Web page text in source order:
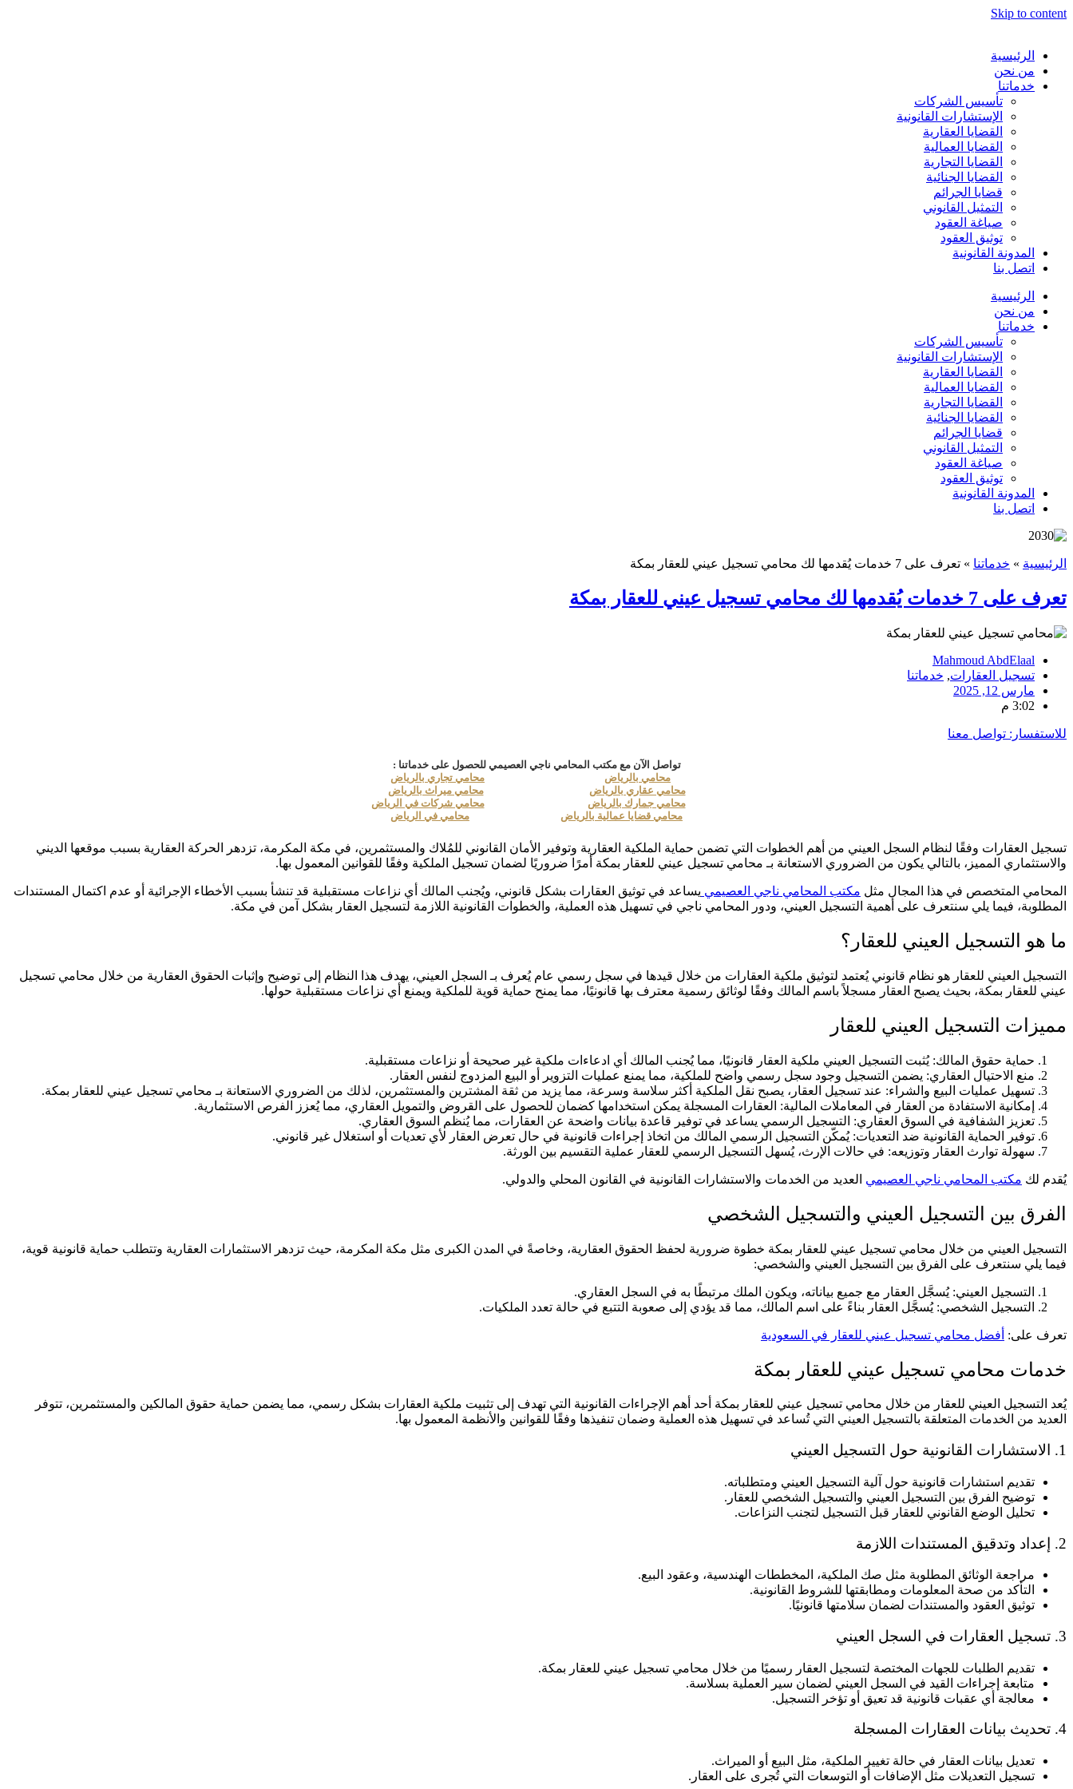
Skip to content
الرئيسية
من نحن
خدماتنا
تأسيس الشركات
الإستشارات القانونية
القضايا العقارية
القضايا العمالية
القضايا التجارية
القضايا الجنائية
قضايا الجرائم
التمثيل القانوني
صياغة العقود
توثيق العقود
المدونة القانونية
اتصل بنا
الرئيسية
من نحن
خدماتنا
تأسيس الشركات
الإستشارات القانونية
القضايا العقارية
القضايا العمالية
القضايا التجارية
القضايا الجنائية
قضايا الجرائم
التمثيل القانوني
صياغة العقود
توثيق العقود
المدونة القانونية
اتصل بنا
الرئيسية » خدماتنا » تعرف على 7 خدمات يُقدمها لك محامي تسجيل عيني للعقار بمكة
تعرف على 7 خدمات يُقدمها لك محامي تسجيل عيني للعقار بمكة
Mahmoud AbdElaal
تسجيل العقارات, خدماتنا
مارس 12, 2025
3:02 م
للاستفسار: تواصل معنا
تواصل الآن مع مكتب المحامي ناجي العصيمي للحصول على خدماتنا :
محامي بالرياض
محامي تجاري بالرياض
محامي عقاري بالرياض
محامي ميراث بالرياض
محامي جمارك بالرياض
محامي شركات في الرياض
محامي قضايا عمالية بالرياض
محامي في الرياض
تسجيل العقارات وفقًا لنظام السجل العيني من أهم الخطوات التي تضمن حماية الملكية العقارية وتوفير الأمان القانوني للمُلاك والمستثمرين، في مكة المكرمة، تزدهر الحركة العقارية بسبب موقعها الديني
والاستثماري المميز، بالتالي يكون من الضروري الاستعانة بـ محامي تسجيل عيني للعقار بمكة أمرًا ضروريًا لضمان تسجيل الملكية وفقًا للقوانين المعمول بها.
المحامي المتخصص في هذا المجال مثل مكتب المحامي ناجي العصيمي يساعد في توثيق العقارات بشكل قانوني، ويُجنب المالك أي نزاعات مستقبلية قد تنشأ بسبب الأخطاء الإجرائية أو عدم اكتمال المستندات
المطلوبة، فيما يلي سنتعرف على أهمية التسجيل العيني، ودور المحامي ناجي في تسهيل هذه العملية، والخطوات القانونية اللازمة لتسجيل العقار بشكل آمن في مكة.
ما هو التسجيل العيني للعقار؟
التسجيل العيني للعقار هو نظام قانوني يُعتمد لتوثيق ملكية العقارات من خلال قيدها في سجل رسمي عام يُعرف بـ السجل العيني، يهدف هذا النظام إلى توضيح وإثبات الحقوق العقارية من خلال محامي تسجيل
عيني للعقار بمكة، بحيث يصبح العقار مسجلاً باسم المالك وفقًا لوثائق رسمية معترف بها قانونيًا، مما يمنح حماية قوية للملكية ويمنع أي نزاعات مستقبلية حولها.
مميزات التسجيل العيني للعقار
حماية حقوق المالك: يُثبت التسجيل العيني ملكية العقار قانونيًا، مما يُجنب المالك أي ادعاءات ملكية غير صحيحة أو نزاعات مستقبلية.
منع الاحتيال العقاري: يضمن التسجيل وجود سجل رسمي واضح للملكية، مما يمنع عمليات التزوير أو البيع المزدوج لنفس العقار.
تسهيل عمليات البيع والشراء: عند تسجيل العقار، يصبح نقل الملكية أكثر سلاسة وسرعة، مما يزيد من ثقة المشترين والمستثمرين، لذلك من الضروري الاستعانة بـ محامي تسجيل عيني للعقار بمكة.
إمكانية الاستفادة من العقار في المعاملات المالية: العقارات المسجلة يمكن استخدامها كضمان للحصول على القروض والتمويل العقاري، مما يُعزز الفرص الاستثمارية.
تعزيز الشفافية في السوق العقاري: التسجيل الرسمي يساعد في توفير قاعدة بيانات واضحة عن العقارات، مما يُنظم السوق العقاري.
توفير الحماية القانونية ضد التعديات: يُمكّن التسجيل الرسمي المالك من اتخاذ إجراءات قانونية في حال تعرض العقار لأي تعديات أو استغلال غير قانوني.
سهولة توارث العقار وتوزيعه: في حالات الإرث، يُسهل التسجيل الرسمي للعقار عملية التقسيم بين الورثة.
يُقدم لك مكتب المحامي ناجي العصيمي العديد من الخدمات والاستشارات القانونية في القانون المحلي والدولي.
الفرق بين التسجيل العيني والتسجيل الشخصي
التسجيل العيني من خلال محامي تسجيل عيني للعقار بمكة خطوة ضرورية لحفظ الحقوق العقارية، وخاصةً في المدن الكبرى مثل مكة المكرمة، حيث تزدهر الاستثمارات العقارية وتتطلب حماية قانونية قوية،
فيما يلي سنتعرف على الفرق بين التسجيل العيني والشخصي:
التسجيل العيني: يُسجَّل العقار مع جميع بياناته، ويكون الملك مرتبطًا به في السجل العقاري.
التسجيل الشخصي: يُسجَّل العقار بناءً على اسم المالك، مما قد يؤدي إلى صعوبة التتبع في حالة تعدد الملكيات.
تعرف على: أفضل محامي تسجيل عيني للعقار في السعودية
خدمات محامي تسجيل عيني للعقار بمكة
يُعد التسجيل العيني للعقار من خلال محامي تسجيل عيني للعقار بمكة أحد أهم الإجراءات القانونية التي تهدف إلى تثبيت ملكية العقارات بشكل رسمي، مما يضمن حماية حقوق المالكين والمستثمرين، تتوفر
العديد من الخدمات المتعلقة بالتسجيل العيني التي تُساعد في تسهيل هذه العملية وضمان تنفيذها وفقًا للقوانين والأنظمة المعمول بها.
1. الاستشارات القانونية حول التسجيل العيني
تقديم استشارات قانونية حول آلية التسجيل العيني ومتطلباته.
توضيح الفرق بين التسجيل العيني والتسجيل الشخصي للعقار.
تحليل الوضع القانوني للعقار قبل التسجيل لتجنب النزاعات.
2. إعداد وتدقيق المستندات اللازمة
مراجعة الوثائق المطلوبة مثل صك الملكية، المخططات الهندسية، وعقود البيع.
التأكد من صحة المعلومات ومطابقتها للشروط القانونية.
توثيق العقود والمستندات لضمان سلامتها قانونيًا.
3. تسجيل العقارات في السجل العيني
تقديم الطلبات للجهات المختصة لتسجيل العقار رسميًا من خلال محامي تسجيل عيني للعقار بمكة.
متابعة إجراءات القيد في السجل العيني لضمان سير العملية بسلاسة.
معالجة أي عقبات قانونية قد تعيق أو تؤخر التسجيل.
4. تحديث بيانات العقارات المسجلة
تعديل بيانات العقار في حالة تغيير الملكية، مثل البيع أو الميراث.
تسجيل التعديلات مثل الإضافات أو التوسعات التي تُجرى على العقار.